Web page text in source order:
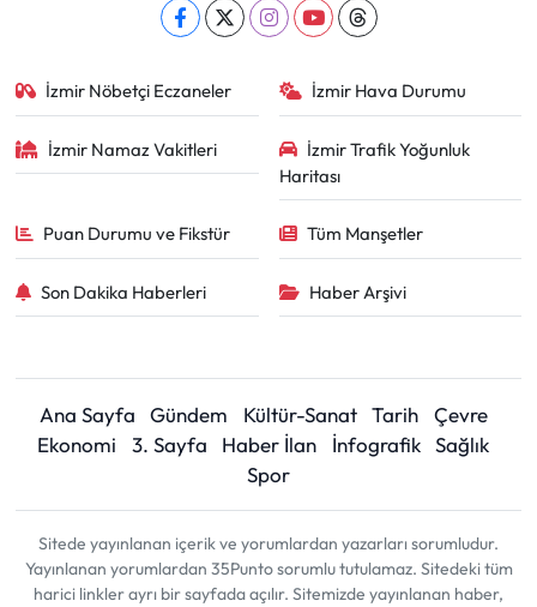
İzmir Nöbetçi Eczaneler İzmir Hava Durumu
İzmir Namaz Vakitleri
İzmir Trafik Yoğunluk
Haritası
Puan Durumu ve Fikstür Tüm Manşetler
Son Dakika Haberleri Haber Arşivi
Ana Sayfa Gündem Kültür-Sanat Tarih
Çevre
Ekonomi
3. Sayfa Haber İlan İnfografik Sağlık
Spor
Sitede yayınlanan içerik ve yorumlardan yazarları sorumludur.
Yayınlanan yorumlardan 35Punto sorumlu tutulamaz. Sitedeki tüm
harici linkler ayrı bir sayfada açılır. Sitemizde yayınlanan haber,